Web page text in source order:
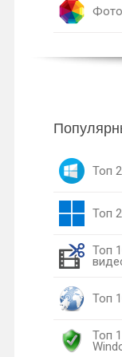
Топ
Топ
Топ
Топ
Топ